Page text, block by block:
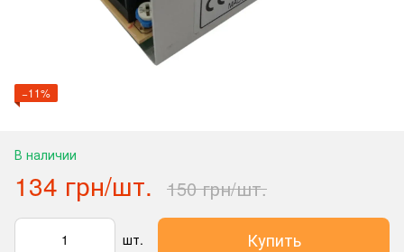
−11%
В наличии
134 грн/шт. 150 грн/шт.
шт. Купить